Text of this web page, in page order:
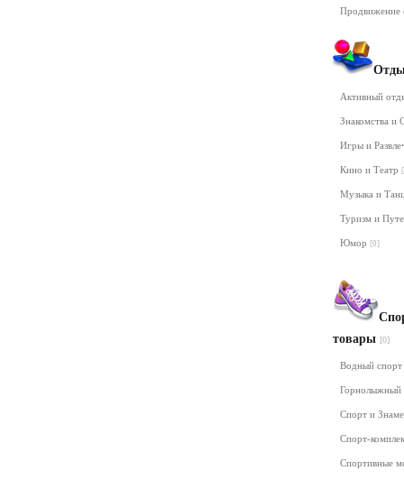
Продвижение
Активный
Знакомства и
Игры и
Кино и Театр
Музыка и
Туризм и
Юмор [0]
товары [0]
Водный спорт
Горнолыжный
Спорт и
Спорт-
Спортивные